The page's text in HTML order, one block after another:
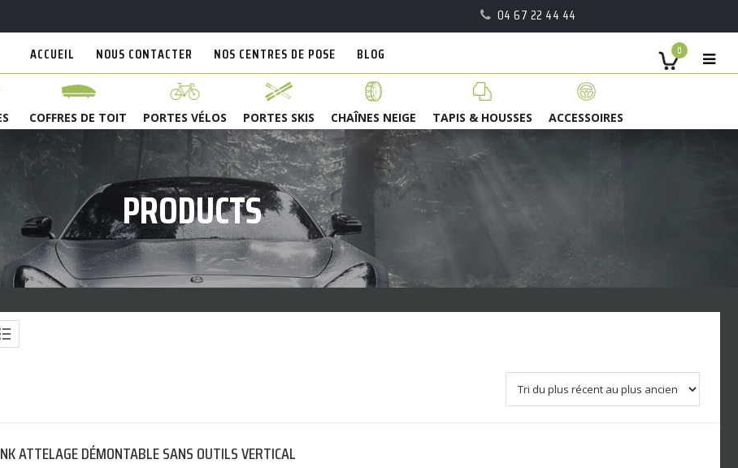
04 67 22 44 44
0
ACCUEIL NOUS CONTACTER NOS CENTRES DE POSE BLOG
COFFRES DE TOIT PORTES VÉLOS PORTES SKIS CHAÎNES NEIGE TAPIS & HOUSSES ACCESSOIRES
PRODUCTS
ATTELAGE DÉMONTABLE SANS OUTILS VERTICAL